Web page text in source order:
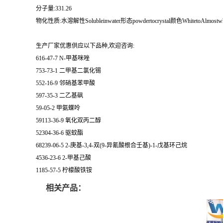
分子量:331.26
物化性质:水溶解性Solubleinwater形态powdertocrystal颜色
生产厂家优惠供应以下品种,欢迎咨询:
616-47-7 N-甲基咪唑
753-73-1 二甲基二氯化锡
552-16-9 邻硝基苯甲酸
597-35-3 二乙基砜
59-05-2 甲氨蝶呤
59113-36-9 氧化双丙二醇
52304-36-6 驱蚊酯
68239-06-5 2-庚基-3,4-双(9-异氰酸根合壬基)-1-戊基环己烷
4536-23-6 2-甲基己酸
1185-57-5 柠檬酸铁铵
相关产品：